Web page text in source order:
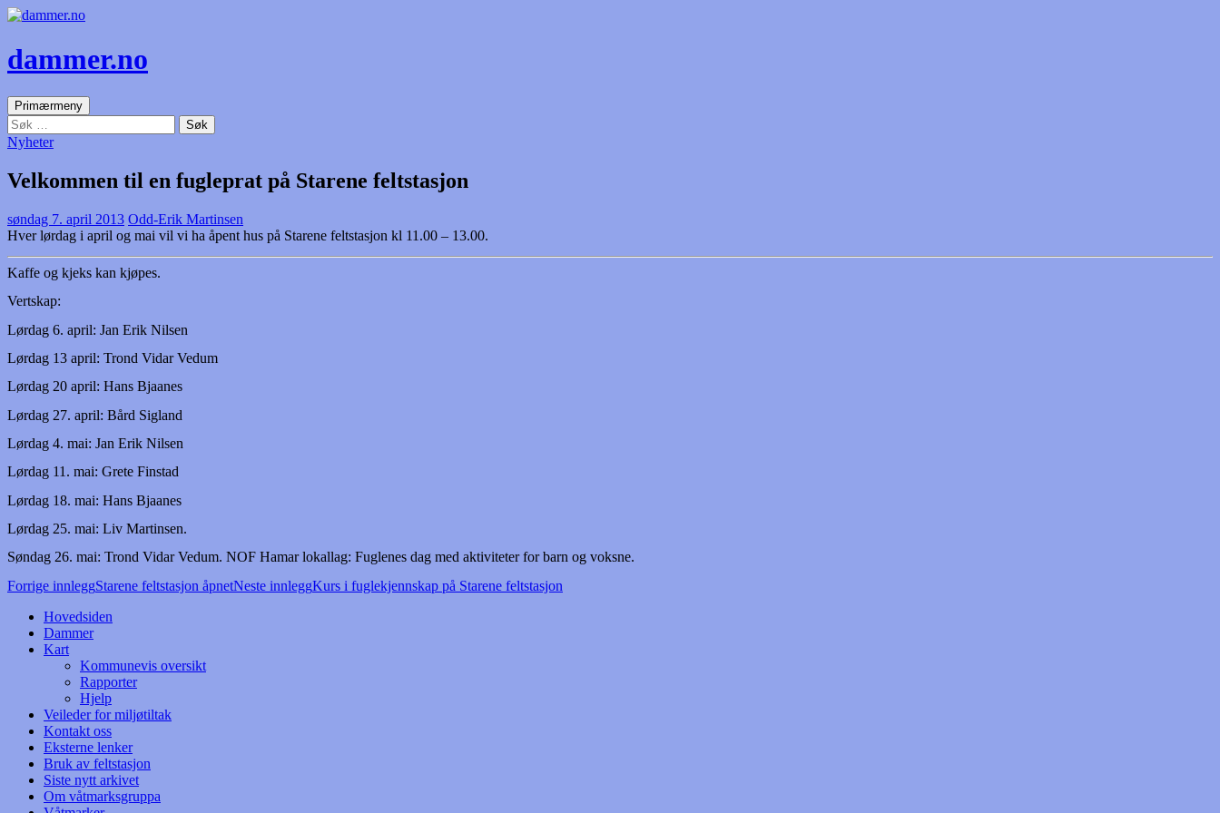
dammer.no
SøkPrimærmeny Gå
til
innhold
Søk
etter:
Nyheter
Velkommen til en fugleprat på Starene feltstasjon
søndag 7. april 2013 Odd-Erik Martinsen
Hver lørdag i april og mai vil vi ha åpent hus på Starene feltstasjon kl 11.00 – 13.00.
Kaffe og kjeks kan kjøpes.
Vertskap:
Lørdag 6. april: Jan Erik Nilsen
Lørdag 13 april: Trond Vidar Vedum
Lørdag 20 april: Hans Bjaanes
Lørdag 27. april: Bård Sigland
Lørdag 4. mai: Jan Erik Nilsen
Lørdag 11. mai: Grete Finstad
Lørdag 18. mai: Hans Bjaanes
Lørdag 25. mai: Liv Martinsen.
Søndag 26. mai: Trond Vidar Vedum. NOF Hamar lokallag: Fuglenes dag med aktiviteter for barn og voksne.
Innleggsnavigasjon
Forrige innleggStarene feltstasjon åpnetNeste innleggKurs i fuglekjennskap på Starene feltstasjon
Hovedsiden
Dammer
Kart
Kommunevis oversikt
Rapporter
Hjelp
Veileder for miljøtiltak
Kontakt oss
Eksterne lenker
Bruk av feltstasjon
Siste nytt arkivet
Om våtmarksgruppa